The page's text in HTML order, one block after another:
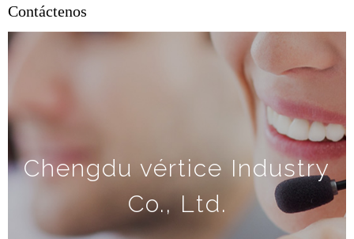
Contáctenos
Chengdu vértice Industry
Co., Ltd.